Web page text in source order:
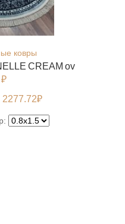
ковры
CREAM ov
2277.72₽